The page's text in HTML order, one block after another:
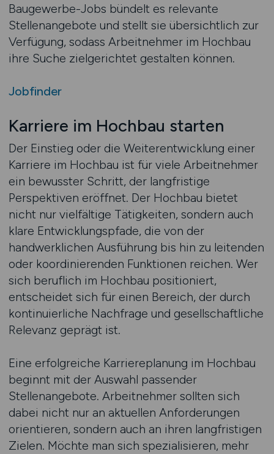
Baugewerbe-Jobs bündelt es relevante
Stellenangebote und stellt sie übersichtlich zur
Verfügung, sodass Arbeitnehmer im Hochbau
ihre Suche zielgerichtet gestalten können.
Jobfinder
Karriere im Hochbau starten
Der Einstieg oder die Weiterentwicklung einer
Karriere im Hochbau ist für viele Arbeitnehmer
ein bewusster Schritt, der langfristige
Perspektiven eröffnet. Der Hochbau bietet
nicht nur vielfältige Tätigkeiten, sondern auch
klare Entwicklungspfade, die von der
handwerklichen Ausführung bis hin zu leitenden
oder koordinierenden Funktionen reichen. Wer
sich beruflich im Hochbau positioniert,
entscheidet sich für einen Bereich, der durch
kontinuierliche Nachfrage und gesellschaftliche
Relevanz geprägt ist.
Eine erfolgreiche Karriereplanung im Hochbau
beginnt mit der Auswahl passender
Stellenangebote. Arbeitnehmer sollten sich
dabei nicht nur an aktuellen Anforderungen
orientieren, sondern auch an ihren langfristigen
Zielen. Möchte man sich spezialisieren, mehr